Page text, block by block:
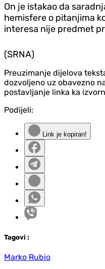
On je istakao da
hemisfere o pitanjima
interesa nije predmet
(SRNA)
Preuzimanje dijelova
dozvoljeno uz obavezno
postavljanje linka ka
Podijeli:
Link je kopiran!
Tagovi :
Marko Rubio